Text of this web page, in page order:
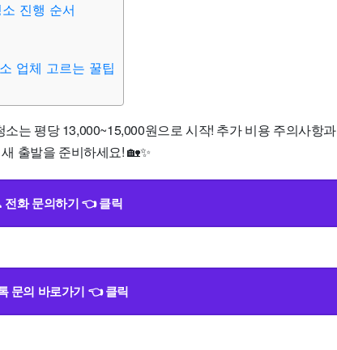
진행 순서
업체 고르는 꿀팁
는 평당 13,000~15,000원으로 시작! 추가 비용 주의사항과
출발을 준비하세요! 🏡✨
전화 문의하기 👈 클릭
문의 바로가기 👈 클릭